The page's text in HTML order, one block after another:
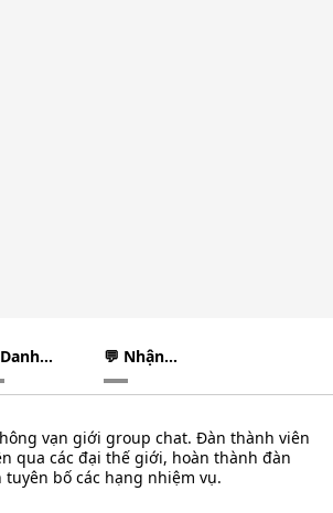
💬 Nhận
xét
vạn giới group chat. Đàn thành viên
qua các đại thế giới, hoàn thành đàn
tuyên bố các hạng nhiệm vụ.